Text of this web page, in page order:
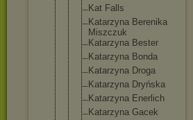
Kat Falls
Katarzyna Berenika
Miszczuk
Katarzyna Bester
Katarzyna Bonda
Katarzyna Droga
Katarzyna Dryńska
Katarzyna Enerlich
Katarzyna Gacek